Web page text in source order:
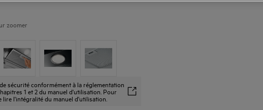
zoomer
sécurité conformément à la réglementation
1 et 2 du manuel d'utilisation. Pour
l'intégralité du manuel d'utilisation.